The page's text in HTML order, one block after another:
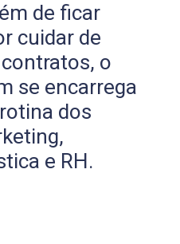
de ficar
cuidar de
o
se encarrega
dos
e RH.